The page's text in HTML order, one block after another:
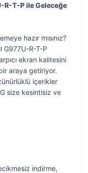
R-T-P ile Geleceğe
hazır mısınız?
G977U-R-T-P
ekran kalitesini
araya getiriyor.
içerikler
size kesintisiz ve
indirme,